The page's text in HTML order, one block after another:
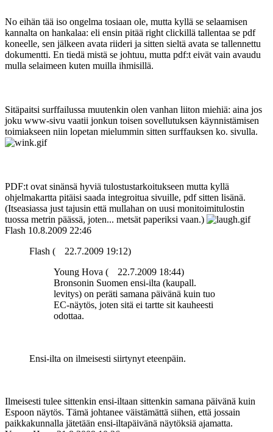
No eihän tää iso ongelma tosiaan ole, mutta kyllä se selaamisen
kannalta on hankalaa: eli ensin pitää right clickillä tallentaa se pdf
koneelle, sen jälkeen avata riideri ja sitten sieltä avata se tallennettu
dokumentti. En tiedä mistä se johtuu, mutta pdf:t eivät vain avaudu
mulla selaimeen kuten muilla ihmisillä.
Sitäpaitsi surffailussa muutenkin olen vanhan liiton miehiä: aina jos
joku www-sivu vaatii jonkun toisen sovellutuksen käynnistämisen
toimiakseen niin lopetan mielummin sitten surffauksen ko. sivulla.
PDF:t ovat sinänsä hyviä tulostustarkoitukseen mutta kyllä
ohjelmakartta pitäisi saada integroitua sivuille, pdf sitten lisänä.
(Itseasiassa just tajusin että mullahan on uusi monitoimitulostin
tuossa metrin päässä, joten... metsät paperiksi vaan.)
Flash 10.8.2009 22:46
Flash (
22.7.2009 19:12)
Young Hova (
22.7.2009 18:44)
Bronsonin Suomen ensi-ilta (kaupall.
levitys) on peräti samana päivänä kuin tuo
EC-näytös, joten sitä ei tartte sit kauheesti
odottaa.
Ensi-ilta on ilmeisesti siirtynyt eteenpäin.
Ilmeisesti tulee sittenkin ensi-iltaan sittenkin samana päivänä kuin
Espoon näytös. Tämä johtanee väistämättä siihen, että jossain
paikkakunnalla jätetään ensi-iltapäivänä näytöksiä ajamatta.